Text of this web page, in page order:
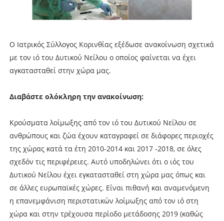
Ο Ιατρικός Σύλλογος Κορινθίας εξέδωσε ανακοίνωση σχετικά
με τον ιό του Δυτικού Νείλου ο οποίος φαίνεται να έχει
αγκατασταθεί στην χώρα μας.
Διαβάστε ολόκληρη την ανακοίνωση:
Κρούσματα λοίμωξης από τον ιό του Δυτικού Νείλου σε
ανθρώπους και ζώα έχουν καταγραφεί σε διάφορες περιοχές
της χώρας κατά τα έτη 2010-2014 και 2017 -2018, σε όλες
σχεδόν τις περιφέρειες. Αυτό υποδηλώνει ότι ο ιός του
Δυτικού Νείλου έχει εγκατασταθεί στη χώρα μας όπως και
σε άλλες ευρωπαϊκές χώρες. Είναι πιθανή και αναμενόμενη
η επανεμφάνιση περιστατικών λοίμωξης από τον ιό στη
χώρα και στην τρέχουσα περίοδο μετάδοσης 2019 (καθώς